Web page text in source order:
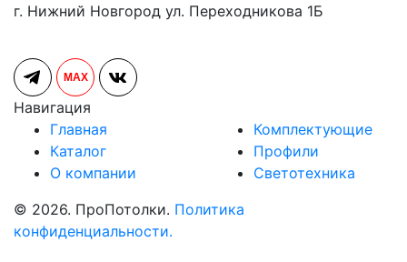
г. Нижний Новгород ул. Переходникова 1Б
MAX
Навигация
Главная
Каталог
О компании
Комплектующие
Профили
Светотехника
© 2026. ПроПотолки. Политика
конфиденциальности.